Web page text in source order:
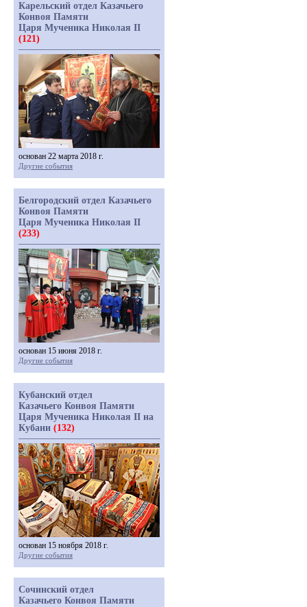
Карельский отдел Казачьего
Конвоя Памяти
Царя Мученика Николая II
(121)
основан 22 марта 2018 г.
Другие события
Белгородский отдел Казачьего
Конвоя Памяти
Царя Мученика Николая II
(233)
основан 15 июня 2018 г.
Другие события
Кубанский отдел
Казачьего Конвоя Памяти
Царя Мученика Николая II на
Кубани (132)
основан 15 ноября 2018 г.
Другие события
Сочинский отдел
Казачьего Конвоя Памяти